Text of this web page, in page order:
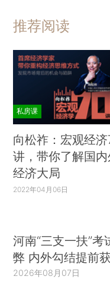
推荐阅读
私房课
向松祚：宏观经
讲，带你了解国
经济大局
2022年04月06日
河南“三支一扶”考
弊 内外勾结提前
2026年08月07日